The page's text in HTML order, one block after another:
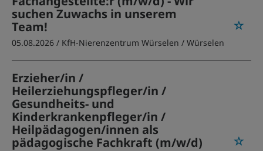
suchen Zuwachs in unserem
Team!
05.08.2026 / KfH-Nierenzentrum Würselen / Würselen
Erzieher/in /
Heilerziehungspfleger/in /
Gesundheits- und
Kinderkrankenpfleger/in /
Heilpädagogen/innen als
pädagogische Fachkraft (m/w/d)